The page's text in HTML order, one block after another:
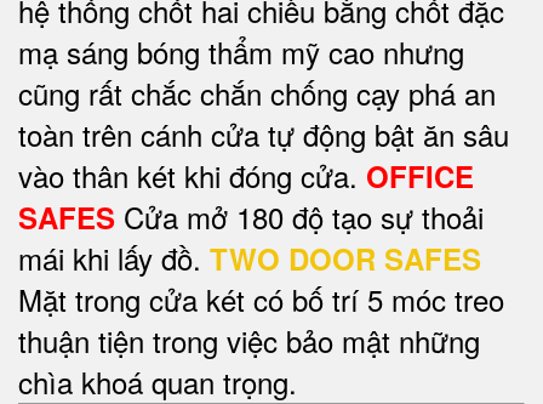
hệ thống chốt hai chiều bằng chốt đặc
mạ sáng bóng thẩm mỹ cao nhưng
cũng rất chắc chắn chống cạy phá an
toàn trên cánh cửa tự động bật ăn sâu
vào thân két khi đóng cửa. OFFICE
SAFES Cửa mở 180 độ tạo sự thoải
mái khi lấy đồ. TWO DOOR SAFES
Mặt trong cửa két có bố trí 5 móc treo
thuận tiện trong việc bảo mật những
chìa khoá quan trọng.